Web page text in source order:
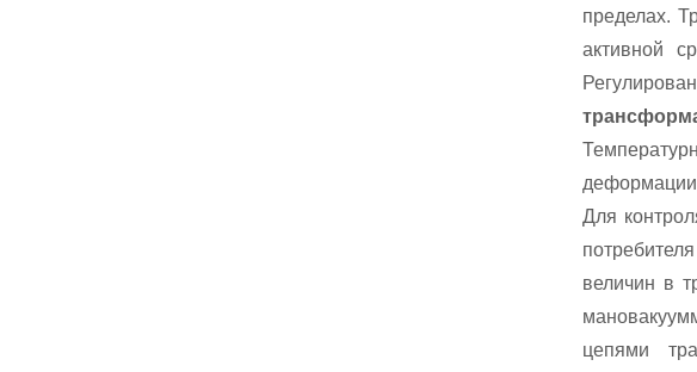
пределах.
активной
Для
величин в
цепями